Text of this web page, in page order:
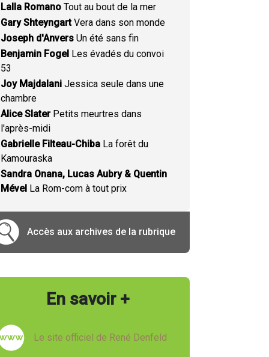
Lalla Romano Tout au bout de la mer
Gary ShteyngartVera dans son monde
Joseph d'Anvers Un été sans fin
Benjamin Fogel Les évadés du convoi
53
Joy Majdalani Jessica seule dans une
chambre
Alice SlaterPetits meurtres dans
l'après-midi
Gabrielle Filteau-Chiba La forêt du
Kamouraska
Sandra Onana, Lucas Aubry & Quentin
Mével La Rom-com à tout prix
Accès aux archives de la rubrique
En savoir +
Le site officiel de René Denfeld